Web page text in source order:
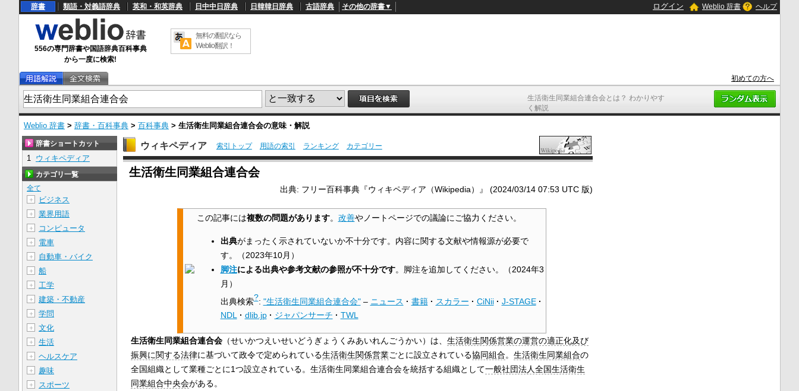
生活衛生同業組合連合会とは？ わかりやす
く解説
辞書 類語・対義語辞典 英和・和英辞典 日中中日辞典 日韓韓日辞典 古語辞典 その他の辞書▼ ログイン Weblio 辞書 ヘルプ
556の専門辞書や国語辞典百科事典
から一度に検索!
無料の翻訳なら
Weblio翻訳！
初めての方へ
Weblio 辞書 > 辞書・百科事典 > 百科事典 > 生活衛生同業組合連合会の意味・解説
U
n
m
/
L
d
e
:
4
4
ウィキペディア 索引トップ 用語の索引 ランキング カテゴリー
生活衛生同業組合連合会
出典: フリー百科事典『ウィキペディア（Wikipedia）』 (2024/03/14 07:53 UTC 版)
この記事には複数の問題があります。 改善やノートページでの議論にご協力ください。
出典がまったく示されていないか不十分です。内容に関する文献や情報源が必要で
す。
（2023年10月 ）
脚注による出典や参考文献の参照が不十分です。脚注を追加してください。 （2024年3
月 ）
出典検索?: "生活衛生同業組合連合会"– ニュース · 書籍 · スカラー · CiNii · J-STAGE ·
NDL · dlib.jp · ジャパンサーチ · TWL
生活衛生同業組合連合会（せいかつえいせいどうぎょうくみあいれんごうかい）は、 生活衛生関係営業の運営の適正化及び
振興に関する法律に基づいて政令で定められている生活衛生関係営業ごとに設立されている協同組合。 生活衛生同業組合の
全国組織として業種ごとに1つ設立されている。生活衛生同業組合連合会を統括する組織として一般社団法人全国生活衛生
同業組合中央会がある。
辞書ショートカット
1 ウィキペディア
カテゴリ一覧
全て
＋
ビジネス
＋ 業界用語
＋ コンピュータ
＋ 電車
＋ 自動車・バイク
＋ 船
＋ 工学
＋ 建築・不動産
＋ 学問
＋ 文化
＋ 生活
＋ ヘルスケア
＋ 趣味
＋ スポーツ